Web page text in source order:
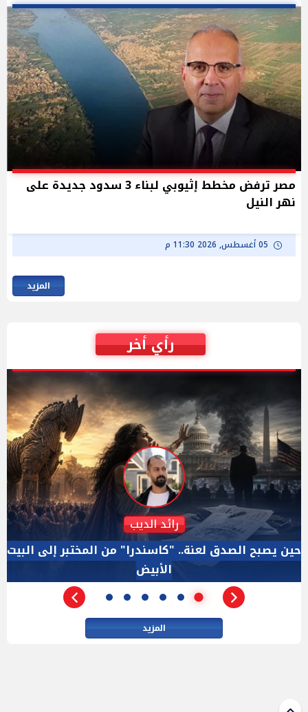
مصر ترفض مخطط إثيوبي لبناء 3 سدود جديدة على
نهر النيل
05 أغسطس, 2026 11:30 م
المزيد
رأي أخر
دكتور نزيه الحكيم
الإجازة البرلمانية ليست إجازة من الرقابة.. والسؤال ليس
الأداة الوحيده بعد فض الانعقاد
المزيد